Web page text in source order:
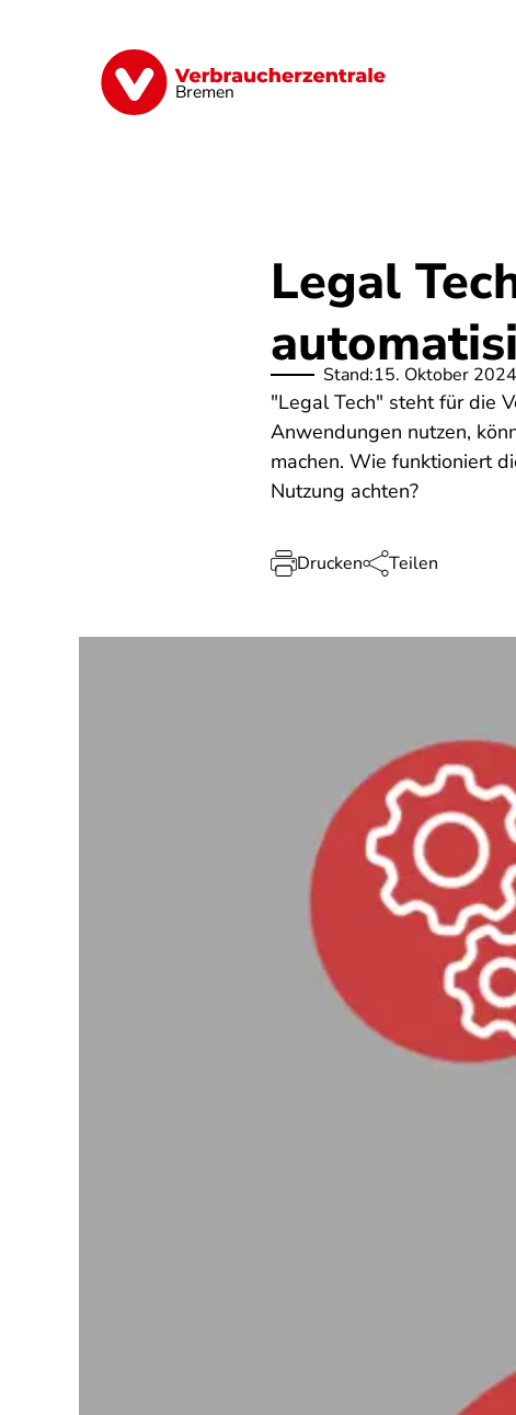
Bremen
Finanzen Digitales Lebensmittel
Legal
Stand:15. Oktober 2024
"Legal Tech" steht für die
Anwendungen nutzen,
machen. Wie funktioniert
Nutzung achten?
Drucken Teilen